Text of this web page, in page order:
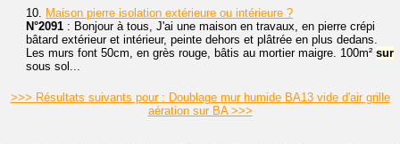
10. Maison pierre isolation extérieure ou intérieure ?
N°2091 : Bonjour à tous, J'ai une maison en travaux, en pierre crépi
bâtard extérieur et intérieur, peinte dehors et plâtrée en plus dedans.
Les murs font 50cm, en grès rouge, bâtis au mortier maigre. 100m² sur
sous sol...
>>> Résultats suivants pour : Doublage mur humide BA13 vide d'air grille
aération sur BA >>>